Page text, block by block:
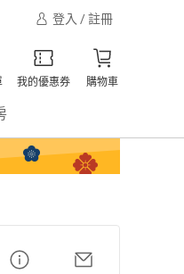
登入 / 註冊
我的優惠券 購物車